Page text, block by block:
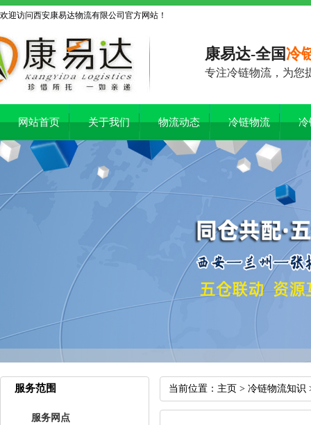
欢迎访问西安康易达物流有限公司官方网站！
康易达-全国冷
专注冷链物流，为您
网站首页 关于我们 物流动态 冷链物流 冷
服务范围
服务网点
当前位置： 主页 > 冷链物流知识